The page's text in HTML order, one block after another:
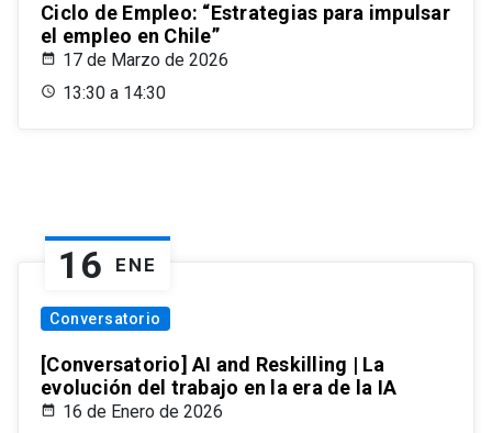
Ciclo de Empleo: “Estrategias para impulsar
el empleo en Chile”
17 de Marzo de 2026
13:30 a 14:30
16 ENE
Conversatorio
[Conversatorio] AI and Reskilling | La
evolución del trabajo en la era de la IA
16 de Enero de 2026